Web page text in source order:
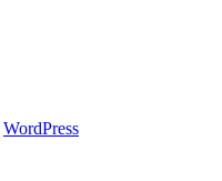
WordPress